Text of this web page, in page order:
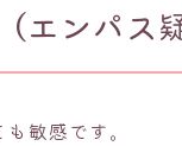
エンパス
敏感です。